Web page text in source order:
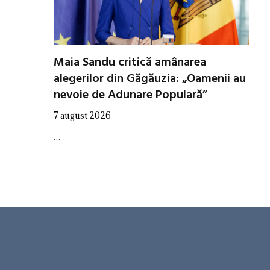
Maia Sandu critică amânarea
alegerilor din Găgăuzia: „Oamenii au
nevoie de Adunare Populară”
7 august 2026
…